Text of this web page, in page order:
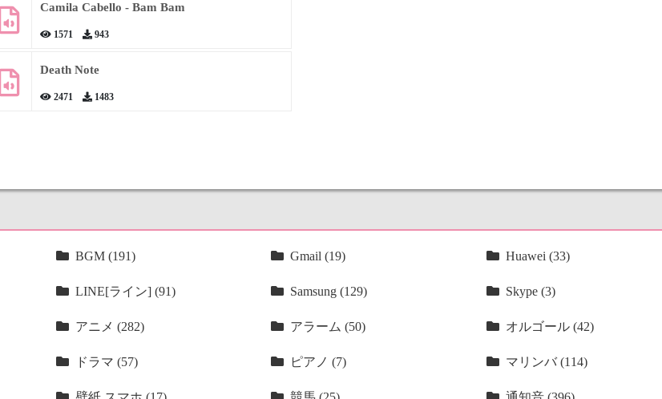
Camila Cabello - Bam Bam
1571 943
Death Note
2471 1483
BGM (191) Gmail (19) Huawei (33)
LINE[ライン] (91) Samsung (129) Skype (3)
アニメ (282) アラーム (50) オルゴール (42)
ドラマ (57) ピアノ (7) マリンバ (114)